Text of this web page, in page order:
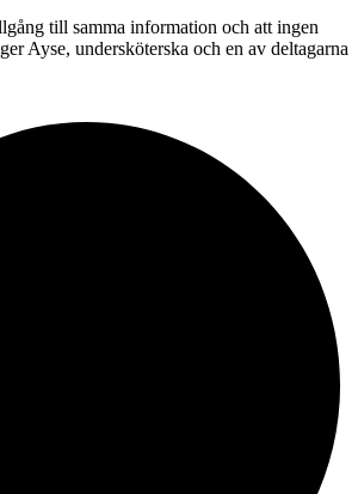
till samma information och att ingen
Ayse, undersköterska och en av deltagarna